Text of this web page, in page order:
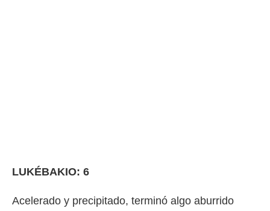
LUKÉBAKIO: 6
Acelerado y precipitado, terminó algo aburrido